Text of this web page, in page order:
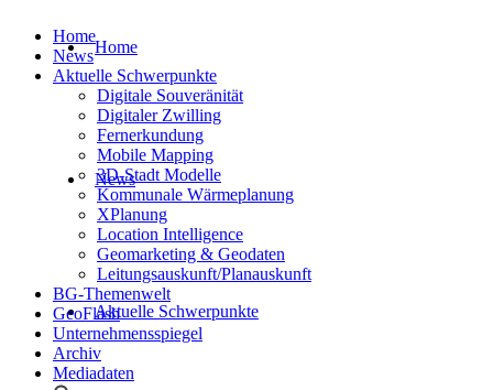
Home
News
Aktuelle Schwerpunkte
Home
News
Aktuelle Schwerpunkte
Digitale Souveränität
Digitaler Zwilling
Fernerkundung
Mobile Mapping
3D-Stadt Modelle
Kommunale Wärmeplanung
XPlanung
Location Intelligence
Geomarketing & Geodaten
Leitungsauskunft/Planauskunft
BG-Themenwelt
GeoFlash
Unternehmensspiegel
Archiv
Mediadaten